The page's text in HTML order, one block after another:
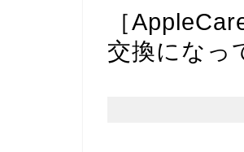
［
交換になっ